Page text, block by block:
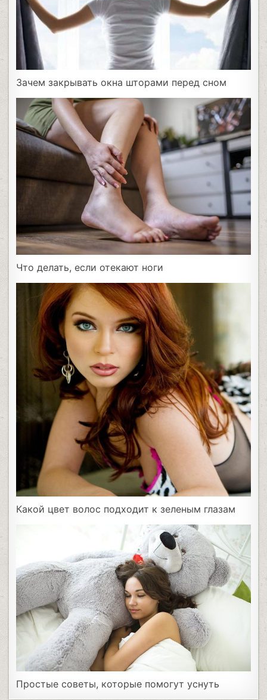
Зачем закрывать окна шторами перед сном
Что делать, если отекают ноги
Какой цвет волос подходит к зеленым глазам
Простые советы, которые помогут уснуть